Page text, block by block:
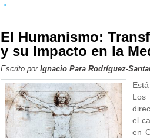
»
El Humanismo:
y su Impacto en la
Escrito por Ignacio Para Rodríguez-
Los
el
en